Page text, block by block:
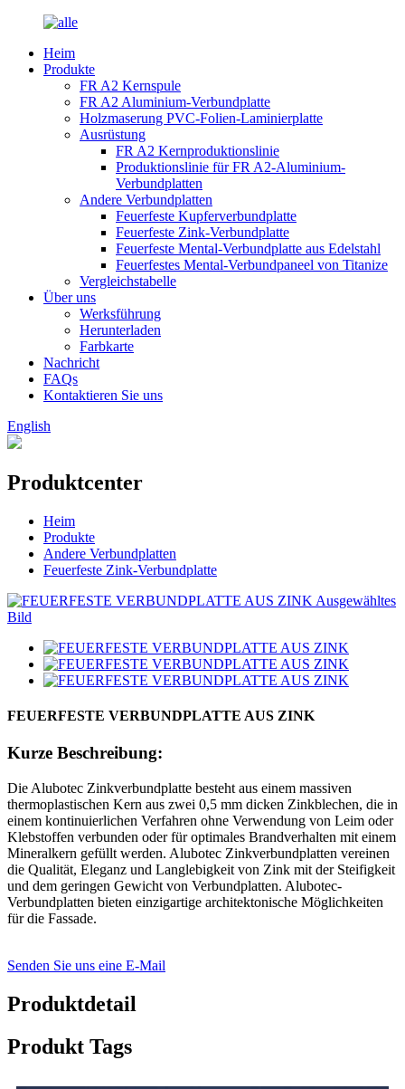
Heim
Produkte
FR A2 Kernspule
FR A2 Aluminium-Verbundplatte
Holzmaserung PVC-Folien-Laminierplatte
Ausrüstung
FR A2 Kernproduktionslinie
Produktionslinie für FR A2-Aluminium-
Verbundplatten
Andere Verbundplatten
Feuerfeste Kupferverbundplatte
Feuerfeste Zink-Verbundplatte
Feuerfeste Mental-Verbundplatte aus Edelstahl
Feuerfestes Mental-Verbundpaneel von Titanize
Vergleichstabelle
Über uns
Werksführung
Herunterladen
Farbkarte
Nachricht
FAQs
Kontaktieren Sie uns
English
Produktcenter
Heim
Produkte
Andere Verbundplatten
Feuerfeste Zink-Verbundplatte
FEUERFESTE VERBUNDPLATTE AUS ZINK
Kurze Beschreibung:
Die Alubotec Zinkverbundplatte besteht aus einem massiven
thermoplastischen Kern aus zwei 0,5 mm dicken Zinkblechen, die in
einem kontinuierlichen Verfahren ohne Verwendung von Leim oder
Klebstoffen verbunden oder für optimales Brandverhalten mit einem
Mineralkern gefüllt werden. Alubotec Zinkverbundplatten vereinen
die Qualität, Eleganz und Langlebigkeit von Zink mit der Steifigkeit
und dem geringen Gewicht von Verbundplatten. Alubotec-
Verbundplatten bieten einzigartige architektonische Möglichkeiten
für die Fassade.
Senden Sie uns eine E-Mail
Produktdetail
Produkt Tags